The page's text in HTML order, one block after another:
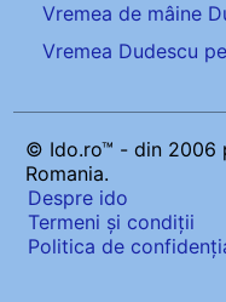
Vremea de mâine
Vremea Dudescu
© Ido.ro™ - din 2006
Romania.
Despre ido
Termeni și condiții
Politica de